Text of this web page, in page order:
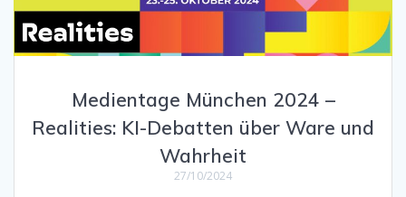
Medientage München 2024 –
Realities: KI-Debatten über Ware und
Wahrheit
27/10/2024